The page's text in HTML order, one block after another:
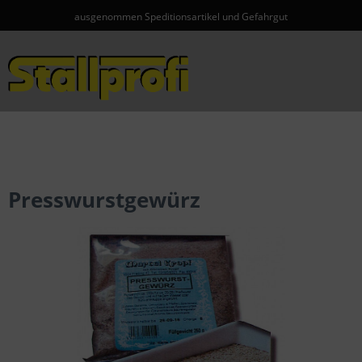
ausgenommen Speditionsartikel und Gefahrgut
Presswurstgewürz